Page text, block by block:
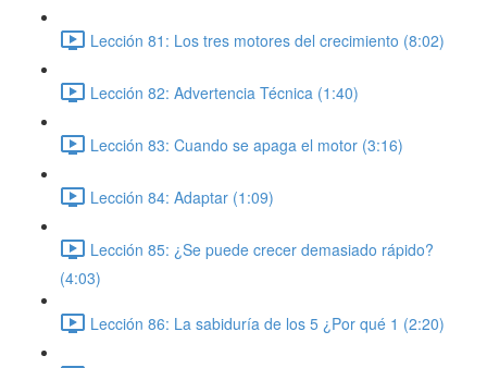
Lección 81: Los tres motores del crecimiento (8:02)
Lección 82: Advertencia Técnica (1:40)
Lección 83: Cuando se apaga el motor (3:16)
Lección 84: Adaptar (1:09)
Lección 85: ¿Se puede crecer demasiado rápido?
(4:03)
Lección 86: La sabiduría de los 5 ¿Por qué 1 (2:20)